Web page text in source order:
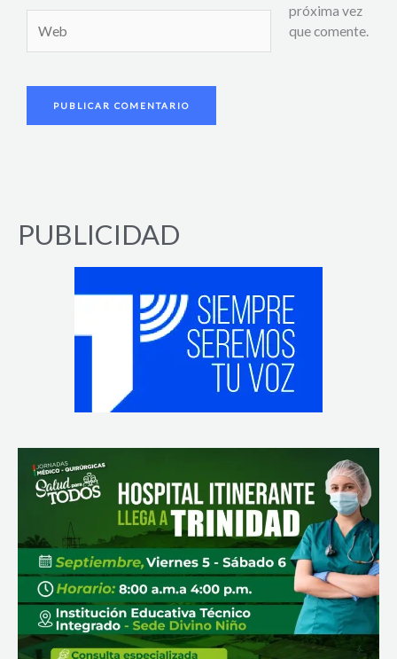
próxima vez
que comente.
PUBLICIDAD